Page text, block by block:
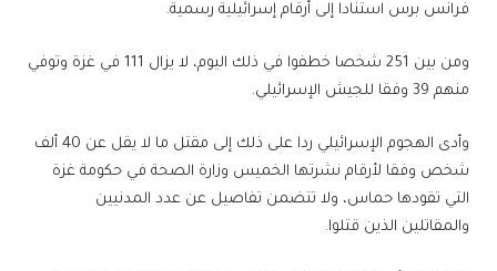
فرانس برس استنادا إلى أرقام إسرائيلية رسمية.
ومن بين 251 شخصا خطفوا في ذلك اليوم، لا يزال 111 في غزة وتوفي
منهم 39 وفقا للجيش الإسرائيلي.
وأدى الهجوم الإسرائيلي ردا على ذلك إلى مقتل ما لا يقل عن 40 ألف
شخص وفقا لأرقام نشرتها الخميس وزارة الصحة في حكومة غزة
التي تقودها حماس، ولا تتضمن تفاصيل عن عدد المدنيين
والمقاتلين الذين قتلوا.